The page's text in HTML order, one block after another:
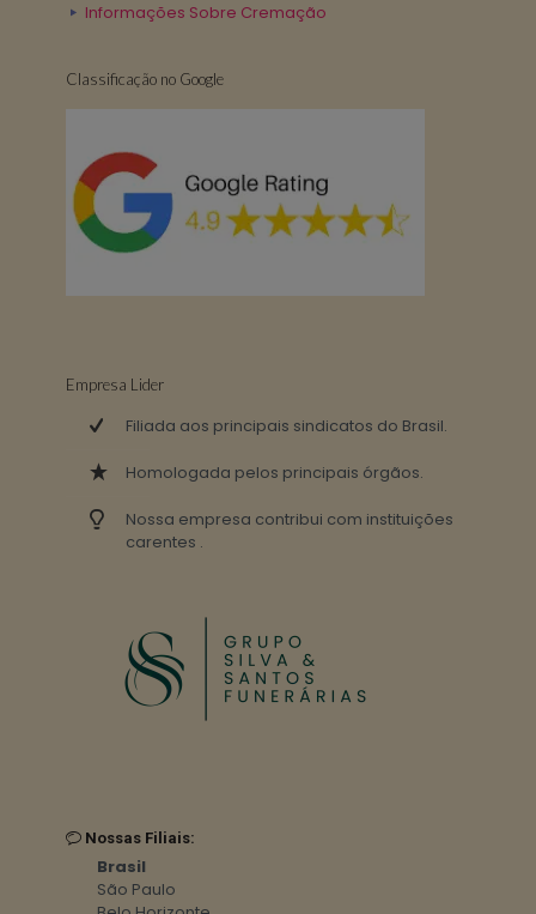
Informações Sobre Cremação
Classificação no Google
Empresa Lider
Filiada aos principais sindicatos do Brasil.
Homologada pelos principais órgãos.
Nossa empresa contribui com instituições
carentes .
Nossas Filiais:
Brasil
São Paulo